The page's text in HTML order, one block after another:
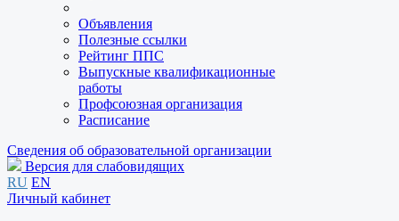
Объявления
Полезные ссылки
Рейтинг ППС
Выпускные квалификационные
работы
Профсоюзная организация
Расписание
Сведения об образовательной организации
Версия для слабовидящих
RU EN
Личный кабинет